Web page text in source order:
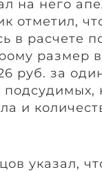
на него
отметил,
в расчете
размер
руб. за
подсудимых,
и
указал,